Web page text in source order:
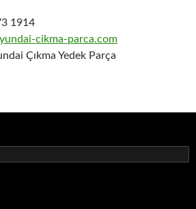
1914
cikma-parca.com
Çıkma Yedek Parça